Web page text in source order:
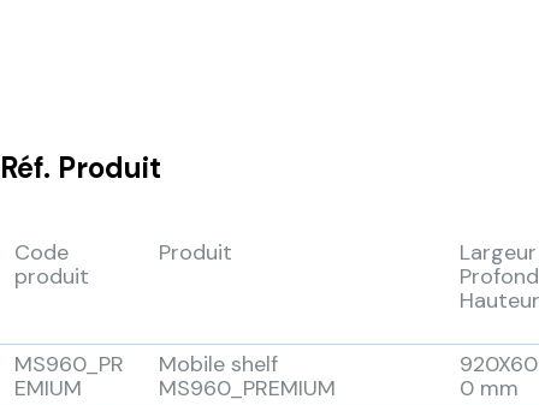
Réf. Produit
Code
produit
Produit
Hauteur
MS960_PR
EMIUM
Mobile shelf
MS960_PREMIUM
0 mm